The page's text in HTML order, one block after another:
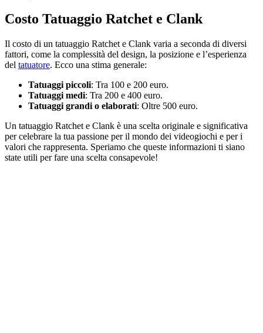
Costo Tatuaggio Ratchet e Clank
Il costo di un tatuaggio Ratchet e Clank varia a seconda di diversi
fattori, come la complessità del design, la posizione e l’esperienza
del tatuatore. Ecco una stima generale:
Tatuaggi piccoli: Tra 100 e 200 euro.
Tatuaggi medi: Tra 200 e 400 euro.
Tatuaggi grandi o elaborati: Oltre 500 euro.
Un tatuaggio Ratchet e Clank è una scelta originale e significativa
per celebrare la tua passione per il mondo dei videogiochi e per i
valori che rappresenta. Speriamo che queste informazioni ti siano
state utili per fare una scelta consapevole!